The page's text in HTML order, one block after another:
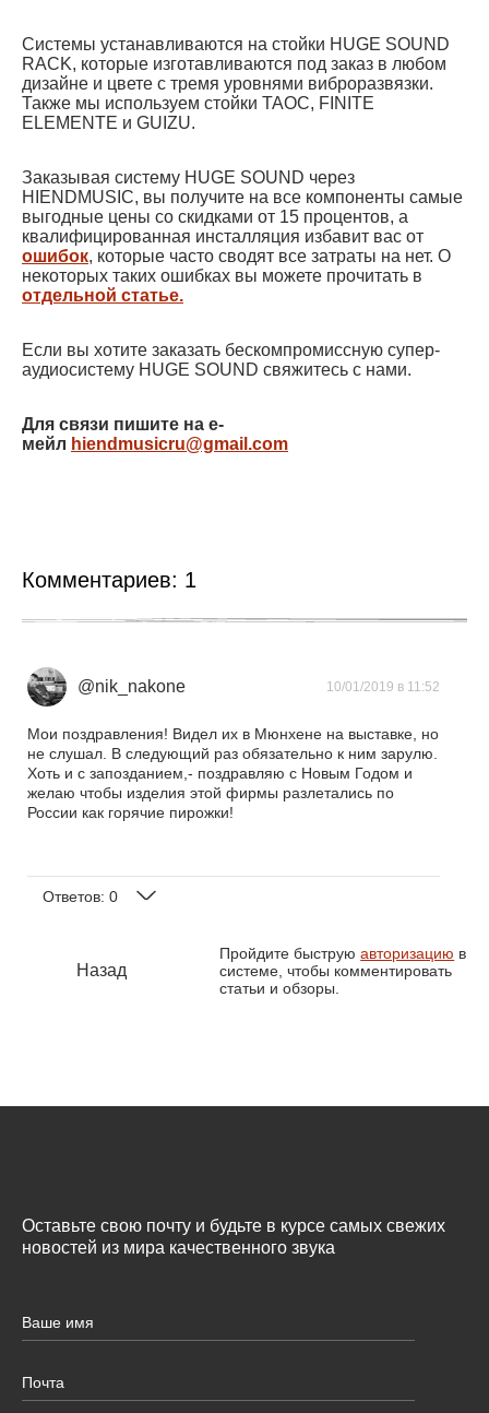
Системы устанавливаются на стойки HUGE SOUND
RACK, которые изготавливаются под заказ в любом
дизайне и цвете с тремя уровнями виброразвязки.
Также мы используем стойки TAOC, FINITE
ELEMENTE и GUIZU.
Заказывая систему HUGE SOUND через
HIENDMUSIC, вы получите на все компоненты самые
выгодные цены со скидками от 15 процентов, а
квалифицированная инсталляция избавит вас от
ошибок, которые часто сводят все затраты на нет. О
некоторых таких ошибках вы можете прочитать в
отдельной статье.
Если вы хотите заказать бескомпромиссную супер-
аудиосистему HUGE SOUND свяжитесь с нами.
Для связи пишите на e-
мейл hiendmusicru@gmail.com
Комментариев: 1
@nik_nakone 10/01/2019 в 11:52
Мои поздравления! Видел их в Мюнхене на выставке, но
не слушал. В следующий раз обязательно к ним зарулю.
Хоть и с запозданием,- поздравляю с Новым Годом и
желаю чтобы изделия этой фирмы разлетались по
России как горячие пирожки!
Ответов: 0
Назад
Пройдите быструюавторизацию в
системе, чтобы комментировать
статьи и обзоры.
Оставьте свою почту и будьте в курсе самых свежих
новостей из мира качественного звука